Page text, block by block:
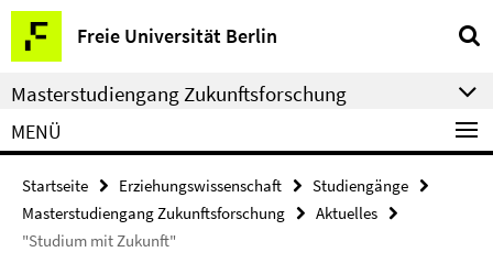
Springe
direkt
zu
Inhalt
Freie Universität Berlin
Service-
Navigation
Masterstudiengang Zukunftsforschung
MENÜ
Startseite Erziehungswissenschaft
Studiengänge
Masterstudiengang Zukunftsforschung
Aktuelles
"Studium mit Zukunft"